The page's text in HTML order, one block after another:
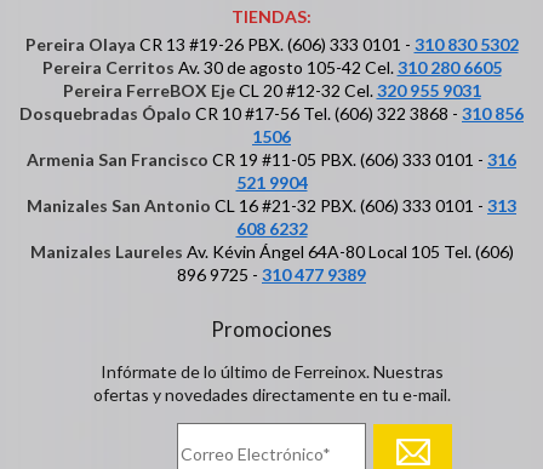
TIENDAS:
Pereira Olaya CR 13 #19-26 PBX. (606) 333 0101 - 310 830 5302
Pereira Cerritos Av. 30 de agosto 105-42 Cel.310 280 6605
Pereira FerreBOX EjeCL 20 #12-32 Cel.320 955 9031
Dosquebradas Ópalo CR 10 #17-56 Tel. (606) 322 3868 - 310 856
1506
Armenia San Francisco CR 19 #11-05 PBX. (606) 333 0101 - 316
521 9904
Manizales San Antonio CL 16 #21-32 PBX. (606) 333 0101 - 313
608 6232
Manizales Laureles Av. Kévin Ángel 64A-80 Local 105 Tel. (606)
896 9725 - 310 477 9389
Promociones
Infórmate de lo último de Ferreinox. Nuestras
ofertas y novedades directamente en tu e-mail.